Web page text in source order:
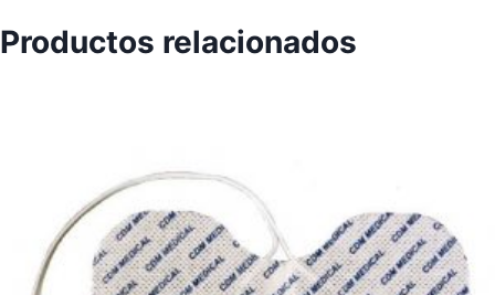
Productos relacionados